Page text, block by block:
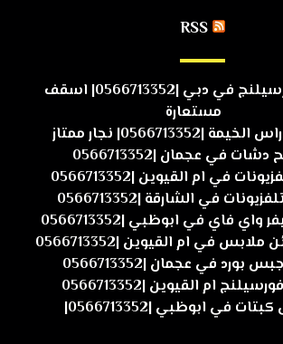
RSS
تركيب فورسيلنج في دبي |0566713352| اسقف
مستعارة
|0566713352| نجار ممتاز
في عجمان |0566713352
في ام القيوين |0566713352
في الشارقة |0566713352
فاي في ابوظبي |0566713352
في ام القيوين |0566713352
بورد في عجمان |0566713352
ام القيوين |0566713352
في ابوظبي |0566713352|